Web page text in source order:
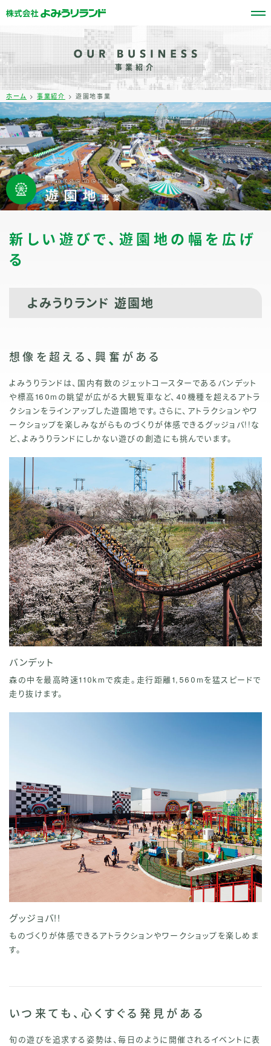
事業紹介
ホーム >事業紹介 > 遊園地事業
新しい遊びで、遊園地の幅を広げ
る
よみうりランド 遊園地
想像を超える、興奮がある
よみうりランドは、国内有数のジェットコースターであるバンデット
や標高160mの眺望が広がる大観覧車など、40機種を超えるアトラ
クションをラインアップした遊園地です。さらに、アトラクションやワ
ークショップを楽しみながらものづくりが体感できるグッジョバ!!な
ど、よみうりランドにしかない遊びの創造にも挑んでいます。
バンデット
森の中を最高時速110kmで疾走。走行距離1,560mを猛スピードで
走り抜けます。
グッジョバ!!
ものづくりが体感できるアトラクションやワークショップを楽しめま
す。
いつ来ても、心くすぐる発見がある
旬の遊びを追求する姿勢は、毎日のように開催されるイベントに表